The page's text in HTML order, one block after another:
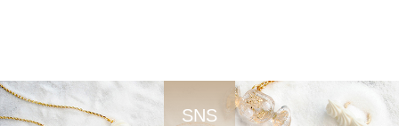
SNS